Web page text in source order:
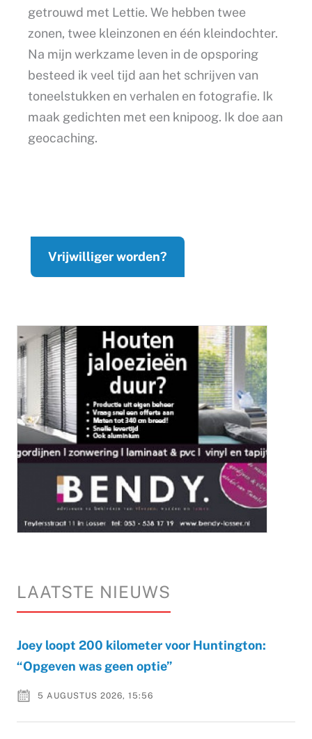
getrouwd met Lettie. We hebben twee
zonen, twee kleinzonen en één kleindochter.
Na mijn werkzame leven in de opsporing
besteed ik veel tijd aan het schrijven van
toneelstukken en verhalen en fotografie. Ik
maak gedichten met een knipoog. Ik doe aan
geocaching.
Vrijwilliger worden?
LAATSTE NIEUWS
Joey loopt 200 kilometer voor Huntington:
“Opgeven was geen optie”
5 AUGUSTUS 2026, 15:56